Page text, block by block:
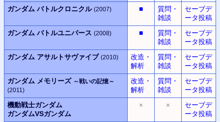
ガンダム バトルクロニクル (2007) ■
質問・
雑談
セーブデ
ータ投稿
ガンダム バトルユニバース (2008) ■
質問・
雑談
セーブデ
ータ投稿
ガンダム アサルトサヴァイブ (2010)
改造・
解析
質問・
雑談
セーブデ
ータ投稿
ガンダム メモリーズ ～戦いの記憶～
(2011)
改造・
解析
質問・
雑談
セーブデ
ータ投稿
機動戦士ガンダム
ガンダムVSガンダム
× ×
セーブデ
ータ投稿